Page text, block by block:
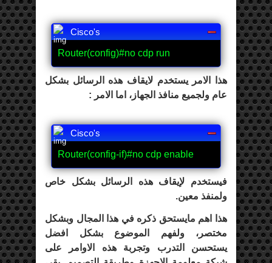
Cisco's
Router(config)#no cdp run
هذا الامر يستخدم لايقاف هذه الرسائل بشكل
عام ولجميع منافذ الجهاز، اما الامر :
Cisco's
Router(config-if)#no cdp enable
فيستخدم لإيقاف هذه الرسائل بشكل خاص
ولمنفذ معين.
هذا اهم مايستحق ذكره في هذا المجال وبشكل
مختصر، ولفهم الموضوع بشكل افضل
يستحسن التدرب وتجربة هذه الاوامر على